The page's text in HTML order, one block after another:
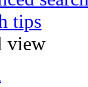
tips
view